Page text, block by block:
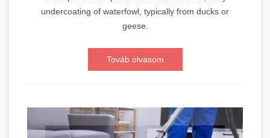
undercoating of waterfowl, typically from ducks or
geese.
Továb olvasom